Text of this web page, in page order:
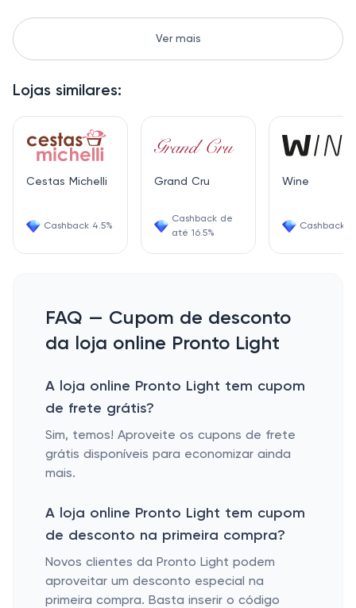
Lojas similares:
Cestas Michelli
Cashback 4.5%
Grand Cru
Cashback de
até 16.5%
Wine
Cashback
Ver mais
FAQ — Cupom de desconto
da loja online Pronto Light
A loja online Pronto Light tem cupom
de frete grátis?
Sim, temos! Aproveite os cupons de frete
grátis disponíveis para economizar ainda
mais.
A loja online Pronto Light tem cupom
de desconto na primeira compra?
Novos clientes da Pronto Light podem
aproveitar um desconto especial na
primeira compra. Basta inserir o código